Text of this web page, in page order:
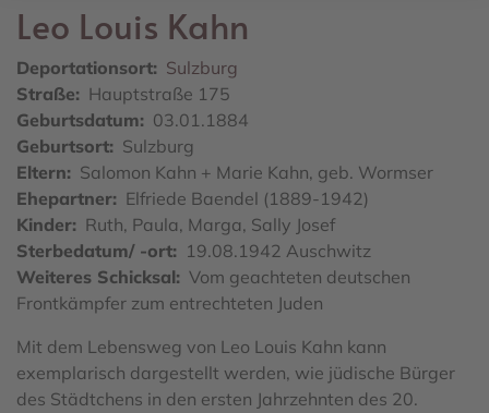
Leo Louis Kahn
Deportationsort
Sulzburg
Straße
Hauptstraße 175
Geburtsdatum
03.01.1884
Geburtsort
Sulzburg
Eltern
Salomon Kahn + Marie Kahn, geb. Wormser
Ehepartner
Elfriede Baendel (1889-1942)
Kinder
Ruth, Paula, Marga, Sally Josef
Sterbedatum/ -ort
19.08.1942 Auschwitz
Weiteres Schicksal
Vom geachteten deutschen
Frontkämpfer zum entrechteten Juden
Mit dem Lebensweg von Leo Louis Kahn kann
exemplarisch dargestellt werden, wie jüdische Bürger
des Städtchens in den ersten Jahrzehnten des 20.